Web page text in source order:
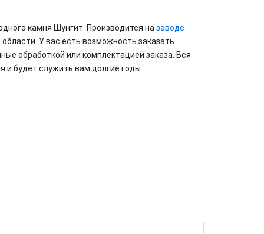
камня Шунгит. Производится на заводе
У вас есть возможность заказать
обработкой или комплектацией заказа. Вся
и будет служить вам долгие годы.